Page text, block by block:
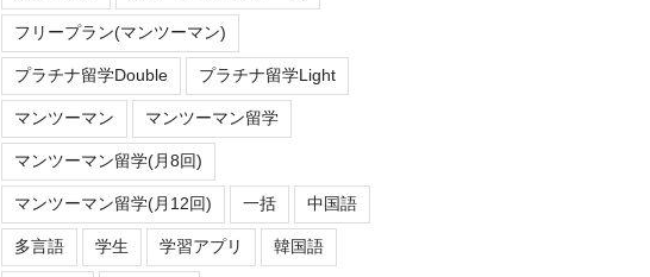
フリープラン(マンツーマン)
プラチナ留学Double プラチナ留学Light
マンツーマン マンツーマン留学
マンツーマン留学(月8回)
マンツーマン留学(月12回) 一括 中国語
多言語 学生 学習アプリ 韓国語